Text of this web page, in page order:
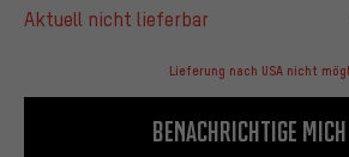
aktuell nicht lieferbar
Lieferung nach USA nicht
Benachrichtige mich